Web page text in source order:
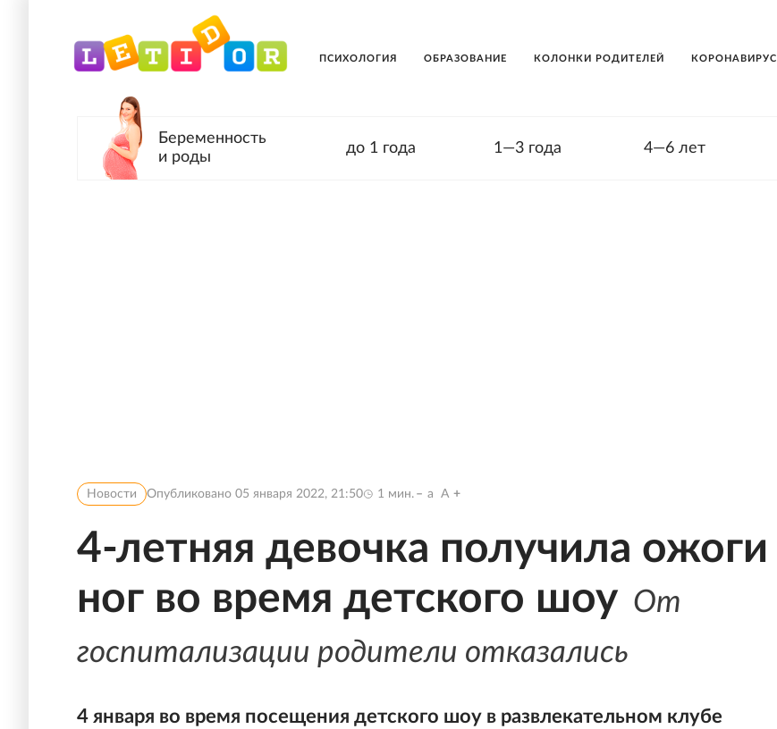
ПСИХОЛОГИЯ ОБРАЗОВАНИЕ КОЛОНКИ РОДИТЕЛЕЙ КОРОНАВИРУС
Беременность
и роды
до 1 года 1—3 года 4—6 лет
Новости Опубликовано 05 января 2022, 21:50 1 мин. a A
4-летняя девочка получила ожоги
ног во время детского шоу От
госпитализации родители отказались
4 января во время посещения детского шоу в развлекательном клубе